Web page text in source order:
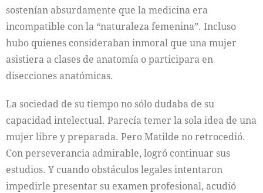
sostenían absurdamente que la medicina era
incompatible con la “naturaleza femenina”. Incluso
hubo quienes consideraban inmoral que una mujer
asistiera a clases de anatomía o participara en
disecciones anatómicas.
La sociedad de su tiempo no sólo dudaba de su
capacidad intelectual. Parecía temer la sola idea de una
mujer libre y preparada. Pero Matilde no retrocedió.
Con perseverancia admirable, logró continuar sus
estudios. Y cuando obstáculos legales intentaron
impedirle presentar su examen profesional, acudió